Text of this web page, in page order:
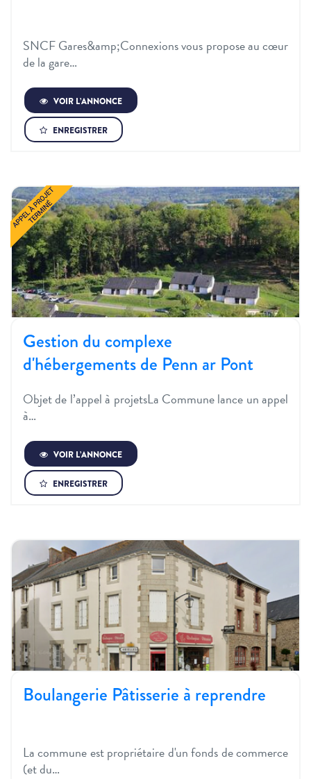
SNCF Gares&amp;Connexions vous propose au cœur
de la gare…
VOIR L’ANNONCE
ENREGISTRER
Gestion du complexe
d'hébergements de Penn ar Pont
Objet de l’appel à projetsLa Commune lance un appel
à…
VOIR L’ANNONCE
ENREGISTRER
Boulangerie Pâtisserie à reprendre
La commune est propriétaire d'un fonds de commerce
(et du…